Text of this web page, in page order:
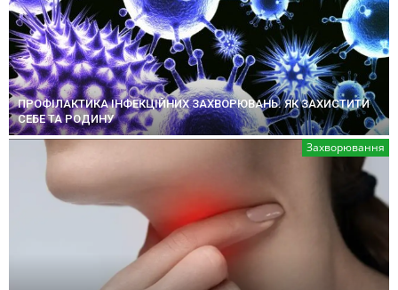
ПРОФІЛАКТИКА ІНФЕКЦІЙНИХ ЗАХВОРЮВАНЬ. ЯК ЗАХИСТИТИ
СЕБЕ ТА РОДИНУ
Захворювання